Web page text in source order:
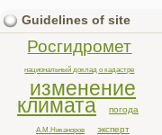
Guidelines of site
Росгидромет
национальный доклад о кадастре
изменение
климата погода
А.М.Никаноров
эксперт